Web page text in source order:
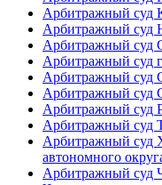
Арбитражный суд
Арбитражный суд
Арбитражный суд
Арбитражный суд
Арбитражный суд
Арбитражный суд
Арбитражный суд
Арбитражный суд
Арбитражный суд
автономного
Арбитражный суд